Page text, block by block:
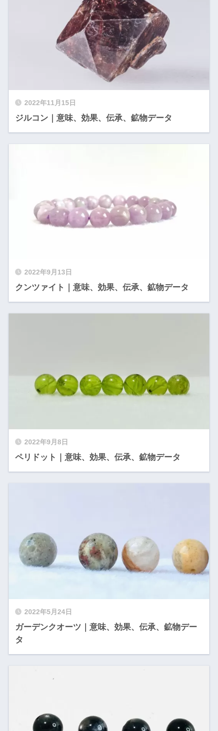
2022年11月15日
ジルコン｜意味、効果、伝承、鉱物データ
2022年9月13日
クンツァイト｜意味、効果、伝承、鉱物データ
2022年9月8日
ペリドット｜意味、効果、伝承、鉱物データ
2022年5月24日
ガーデンクオーツ｜意味、効果、伝承、鉱物デー
タ